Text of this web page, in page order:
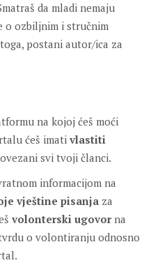
da mladi nemaju
o ozbiljnim i stručnim
postani autor/ica za
na kojoj ćeš moći
ćeš imativlastiti
svi tvoji članci.
informacijom na
vještine pisanja za
volonterski ugovorna
o volontiranju odnosno